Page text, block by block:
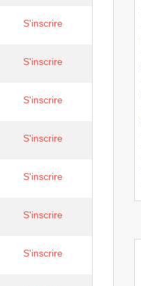
S'inscrire
S'inscrire
S'inscrire
S'inscrire
S'inscrire
S'inscrire
S'inscrire